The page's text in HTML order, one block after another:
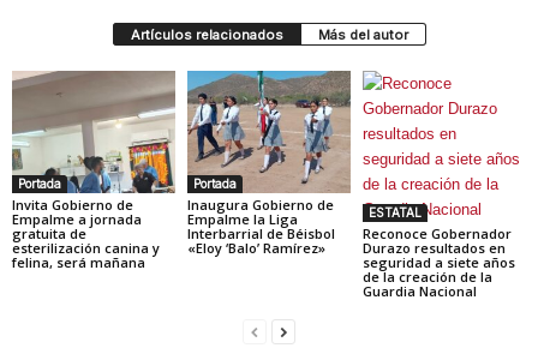
Artículos relacionados Más del autor
Portada
Invita Gobierno de
Empalme a jornada
gratuita de
esterilización canina y
felina, será mañana
Portada
Inaugura Gobierno de
Empalme la Liga
Interbarrial de Béisbol
«Eloy ‘Balo’ Ramírez»
ESTATAL
Reconoce Gobernador
Durazo resultados en
seguridad a siete años
de la creación de la
Guardia Nacional